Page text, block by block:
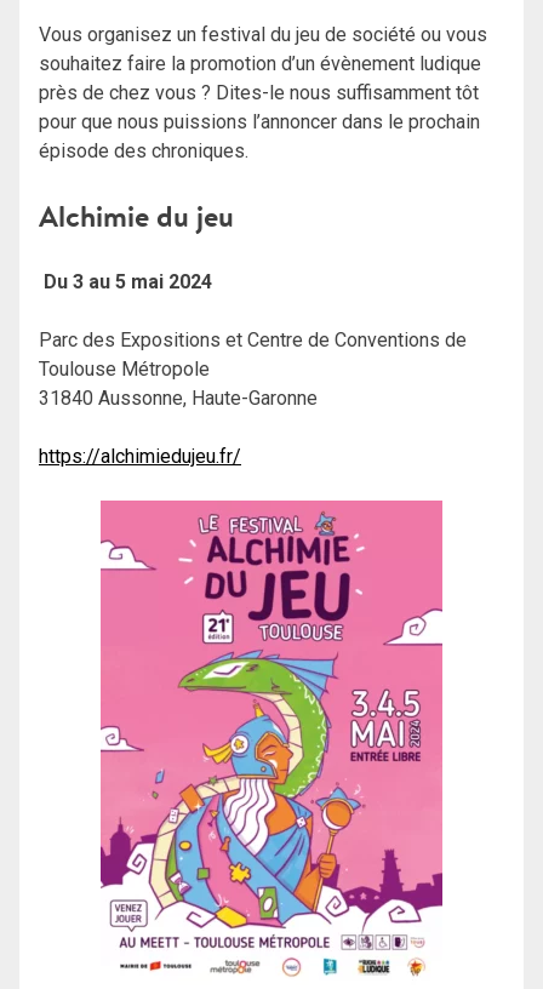
Vous organisez un festival du jeu de société ou vous
souhaitez faire la promotion d’un évènement ludique
près de chez vous ? Dites-le nous suffisamment tôt
pour que nous puissions l’annoncer dans le prochain
épisode des chroniques.
Alchimie du jeu
Du 3 au 5 mai 2024
Parc des Expositions et Centre de Conventions de
Toulouse Métropole
31840 Aussonne, Haute-Garonne
https://alchimiedujeu.fr/